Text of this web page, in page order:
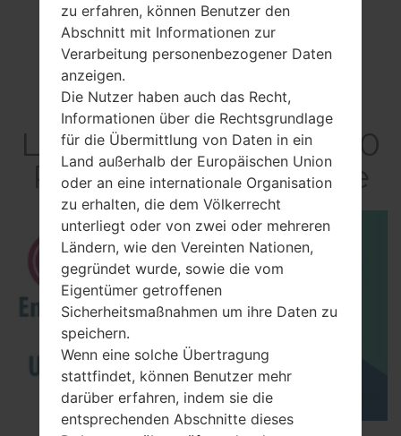
Video
LGAN270PP(LGAN270
PP) akaLG Exchange
zu erfahren, können Benutzer den
Abschnitt mit Informationen zur
Verarbeitung personenbezogener Daten
anzeigen.
Die Nutzer haben auch das Recht,
Informationen über die Rechtsgrundlage
für die Übermittlung von Daten in ein
Land außerhalb der Europäischen Union
oder an eine internationale Organisation
zu erhalten, die dem Völkerrecht
unterliegt oder von zwei oder mehreren
Ländern, wie den Vereinten Nationen,
gegründet wurde, sowie die vom
Eigentümer getroffenen
Sicherheitsmaßnahmen um ihre Daten zu
speichern.
Wenn eine solche Übertragung
stattfindet, können Benutzer mehr
darüber erfahren, indem sie die
entsprechenden Abschnitte dieses